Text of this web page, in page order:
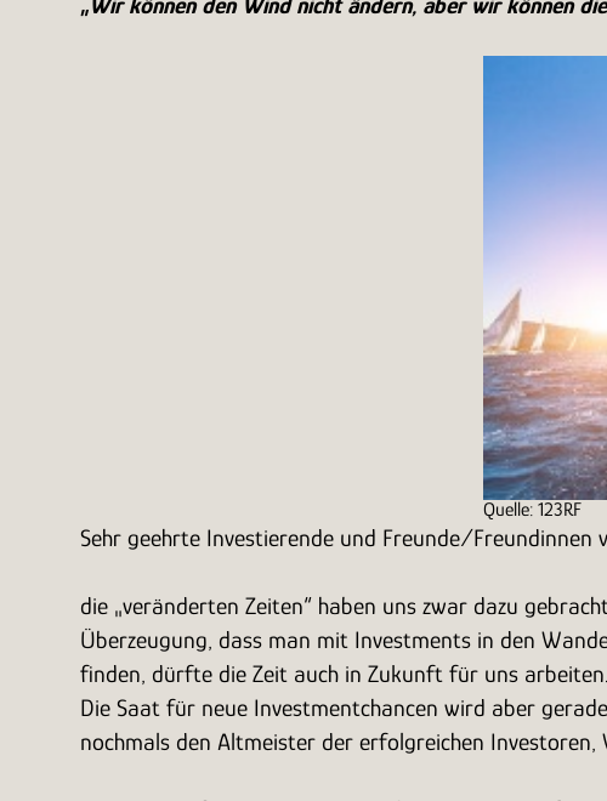
„Wir können den Wind nicht ändern, aber wir können
Quelle: 123RF
Sehr geehrte Investierende und Freunde/Freundinnen
die „veränderten Zeiten“ haben uns zwar dazu
Überzeugung, dass man mit Investments in den
finden, dürfte die Zeit auch in Zukunft für uns
Die Saat für neue Investmentchancen wird aber
nochmals den Altmeister der erfolgreichen